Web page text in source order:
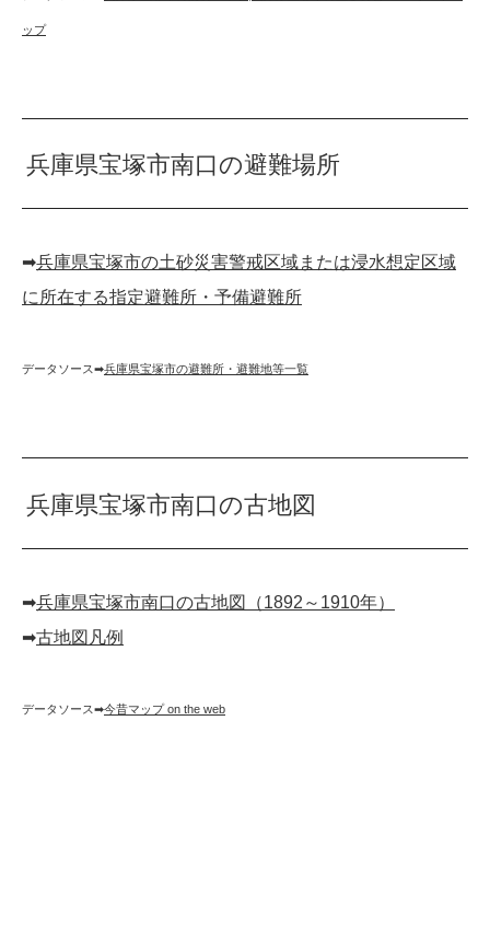
ップ
兵庫県宝塚市南口の避難場所
➡︎兵庫県宝塚市の土砂災害警戒区域または浸水想定区域
に所在する指定避難所・予備避難所
データソース➡︎兵庫県宝塚市の避難所・避難地等一覧
兵庫県宝塚市南口の古地図
➡︎兵庫県宝塚市南口の古地図（1892～1910年）
➡︎古地図凡例
データソース➡︎今昔マップ on the web